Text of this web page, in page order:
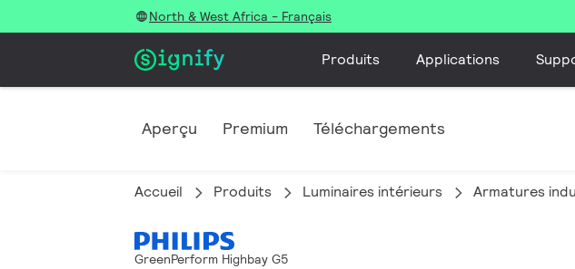
North & West Africa - Français
Produits Applications
Aperçu Premium Téléchargements
Accueil Produits Luminaires intérieurs Armatures
GreenPerform Highbay G5